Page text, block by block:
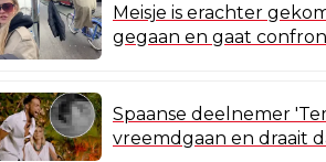
Meisje is erachter
gegaan en gaat
Spaanse deelnemer
vreemdgaan en draait